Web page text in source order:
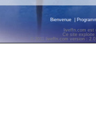
Bienvenue
liveffn.com est
Ce site exploite
© 2011 liveffn.com version :